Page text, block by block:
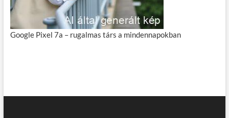
Google Pixel 7a – rugalmas társ a mindennapokban